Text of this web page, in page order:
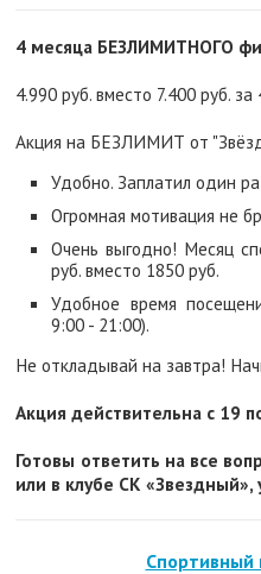
4 месяца БЕЗЛИМИТНОГО
4.990 руб. вместо 7.400 руб.
Акция на БЕЗЛИМИТ от
Удобно. Заплатил один
Огромная мотивация не
Очень выгодно! Месяц
руб. вместо 1850 руб.
Удобное время
9:00 - 21:00).
Не откладывай на завтра!
Акция действительна c 19
Готовы ответить на все
или в клубе СК
Спортивный